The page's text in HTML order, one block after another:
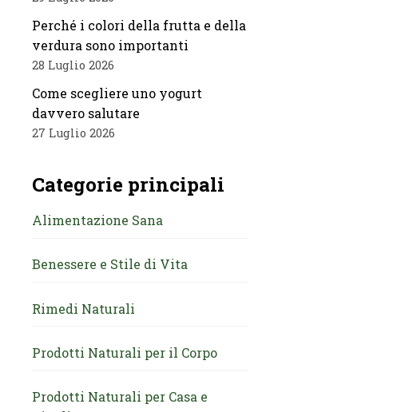
Perché i colori della frutta e della
verdura sono importanti
28 Luglio 2026
Come scegliere uno yogurt
davvero salutare
27 Luglio 2026
Categorie principali
Alimentazione Sana
Benessere e Stile di Vita
Rimedi Naturali
Prodotti Naturali per il Corpo
Prodotti Naturali per Casa e